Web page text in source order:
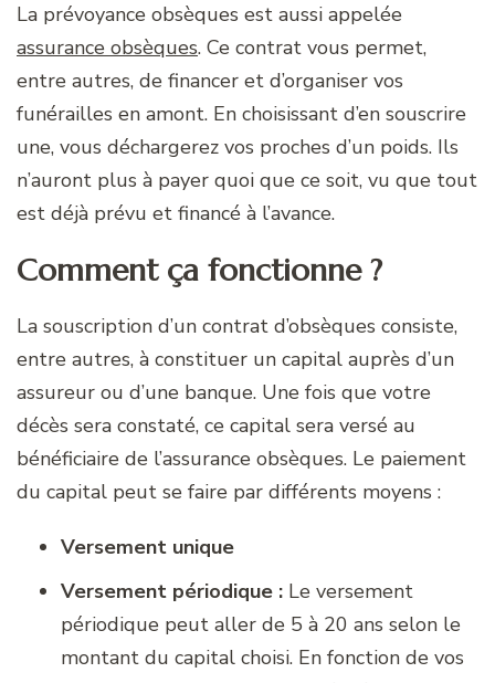
La prévoyance obsèques est aussi appelée
assurance obsèques. Ce contrat vous permet,
entre autres, de financer et d’organiser vos
funérailles en amont. En choisissant d’en souscrire
une, vous déchargerez vos proches d’un poids. Ils
n’auront plus à payer quoi que ce soit, vu que tout
est déjà prévu et financé à l’avance.
Comment ça fonctionne ?
La souscription d’un contrat d’obsèques consiste,
entre autres, à constituer un capital auprès d’un
assureur ou d’une banque. Une fois que votre
décès sera constaté, ce capital sera versé au
bénéficiaire de l’assurance obsèques. Le paiement
du capital peut se faire par différents moyens :
Versement unique
Versement périodique : Le versement
périodique peut aller de 5 à 20 ans selon le
montant du capital choisi. En fonction de vos